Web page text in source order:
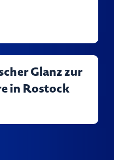
Glanz zur
in Rostock